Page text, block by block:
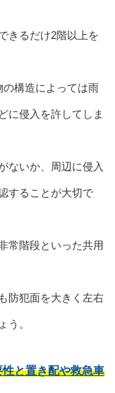
きるだけ2階以上を
構造によっては雨
に侵入を許してしま
ないか、周辺に侵入
することが大切で
常階段といった共用
防犯面を大きく左右
う。
と置き配や救急車